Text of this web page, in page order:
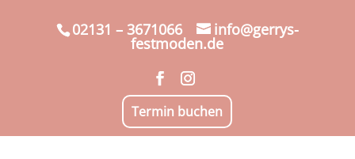
02131 – 3671066 info@gerrys-
festmoden.de
Termin buchen